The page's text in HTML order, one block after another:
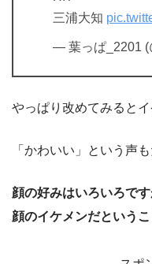
三浦大知
— 葉っぱ_2201
やっぱり改めてみるとイ
「かわいい」という声
顔の好みはいろいろで
顔のイケメンだというこ